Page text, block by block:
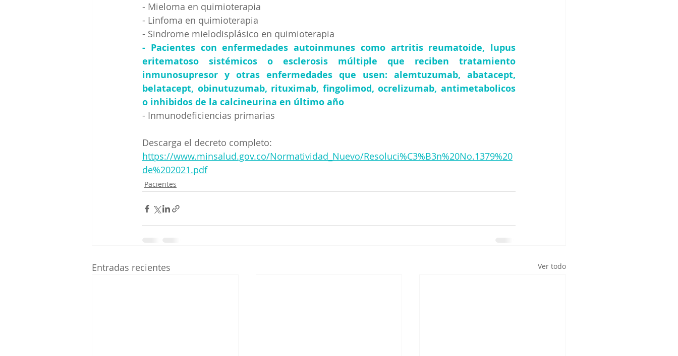
- Mieloma en quimioterapia
- Linfoma en quimioterapia
- Sindrome mielodisplásico en quimioterapia
- Pacientes con enfermedades autoinmunes como artritis reumatoide, lupus
eritematoso sistémicos o esclerosis múltiple que reciben tratamiento
inmunosupresor y otras enfermedades que usen: alemtuzumab, abatacept,
belatacept, obinutuzumab, rituximab, fingolimod, ocrelizumab, antimetabolicos
o inhibidos de la calcineurina en último año
- Inmunodeficiencias primarias
Descarga el decreto completo:
https://www.minsalud.gov.co/Normatividad_Nuevo/Resoluci%C3%B3n%20No.1379%20
de%202021.pdf
Pacientes
Entradas recientes Ver todo